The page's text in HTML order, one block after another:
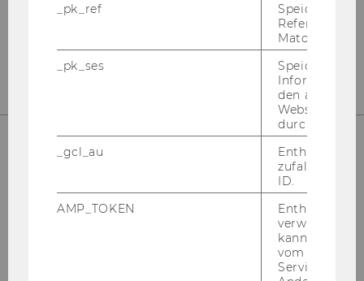
Ge­bäu­de D2, Ein­gang B, 1. Stock
Front Of­fice
_pk_ref
Speicherung
Referrers
Matomo.
_pk_ses
Speicherung
den aktuellen
durch
_gcl_au
Enthält eine
ID.
AMP_TOKEN
Enthält ein
verwendet
kann, um
vom AMP-
Service